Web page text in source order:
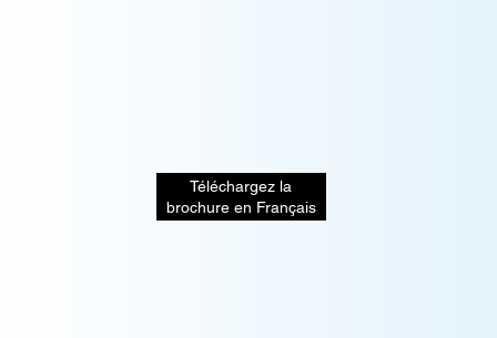
Téléchargez la
brochure en Français